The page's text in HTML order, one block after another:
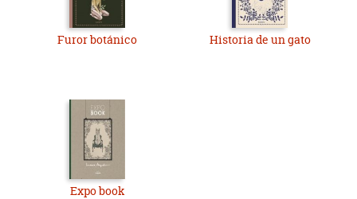
Furor botánico Historia de un gato
Expo book